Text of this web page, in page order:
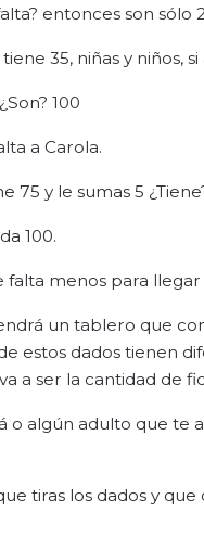
entonces son sólo
35, niñas y niños, si
100
a Carola.
75 y le sumas 5
100.
menos para llegar
un tablero que
estos dados tienen
a ser la cantidad de
o algún adulto que
tiras los dados y